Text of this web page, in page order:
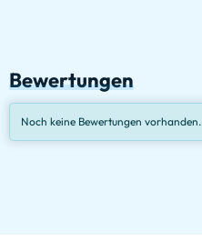
Bewertungen
Noch keine Bewertungen vorhanden.